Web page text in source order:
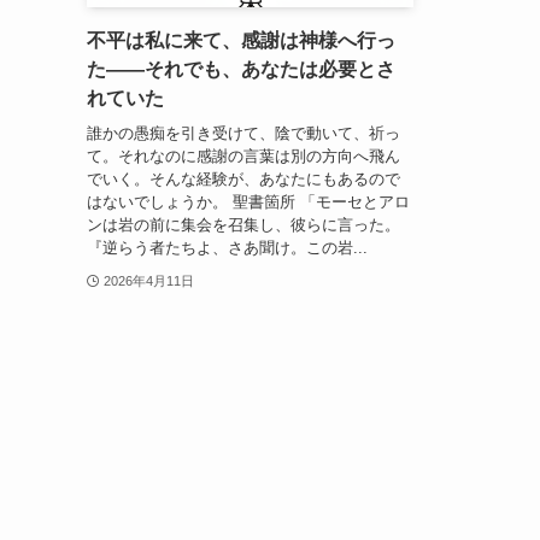
不平は私に来て、感謝は神様へ行っ
た――それでも、あなたは必要とさ
れていた
誰かの愚痴を引き受けて、陰で動いて、祈っ
て。それなのに感謝の言葉は別の方向へ飛ん
でいく。そんな経験が、あなたにもあるので
はないでしょうか。 聖書箇所 「モーセとアロ
ンは岩の前に集会を召集し、彼らに言った。
『逆らう者たちよ、さあ聞け。この岩...
2026年4月11日